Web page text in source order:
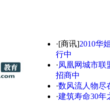
·[商讯]2010华
行中
·凤凰网城市联
招商中
·数风流人物尽
·建筑寿命30年